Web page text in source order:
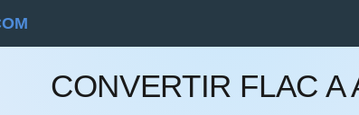
CONVERTIR FLAC A